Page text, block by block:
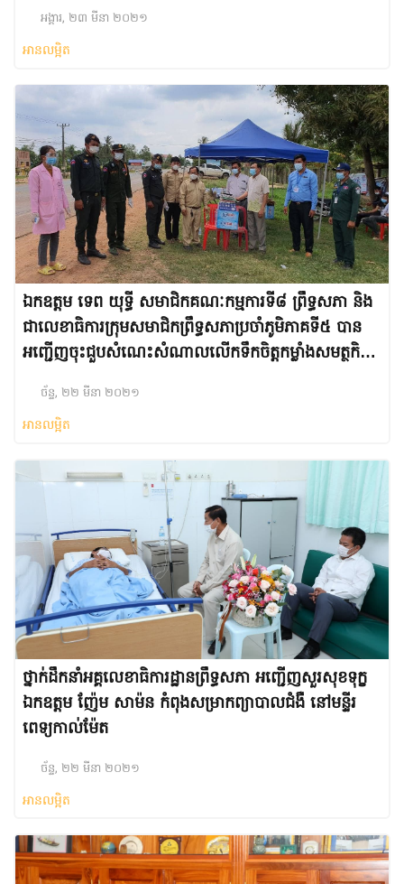
អង្គារ, ២៣ មីនា ២០២១
អានលម្អិត
ឯកឧត្តម ទេព យុទ្ធី សមាជិកគណៈកម្មការទី៨ ព្រឹទ្ធសភា និង
ជាលេខាធិការក្រុមសមាជិកព្រឹទ្ធសភាប្រចាំភូមិភាគទី៥ បាន
អញ្ជើញចុះជួបសំណេះសំណាលលើកទឹកចិត្តកម្លាំងសមត្ថកិច្ច
នៃរដ្ឋបាលក្រុងកែប និង រដ្ឋបាលស្រុកដំណាក់ចង្អើរ
ច័ន្ទ, ២២ មីនា ២០២១
អានលម្អិត
ថ្នាក់ដឹកនាំអគ្គលេខាធិការដ្ឋានព្រឹទ្ធសភា អញ្ជើញសួរសុខទុក្ខ
ឯកឧត្តម ញ៉ែម សាម៉ន កំពុងសម្រាកព្យាបាលជំងឺ នៅមន្ទីរ
ពេទ្យកាល់ម៉ែត
ច័ន្ទ, ២២ មីនា ២០២១
អានលម្អិត